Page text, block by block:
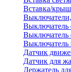
Вставка/
Выключатель
Выключатель
Датчик
Датчик для
Держатель